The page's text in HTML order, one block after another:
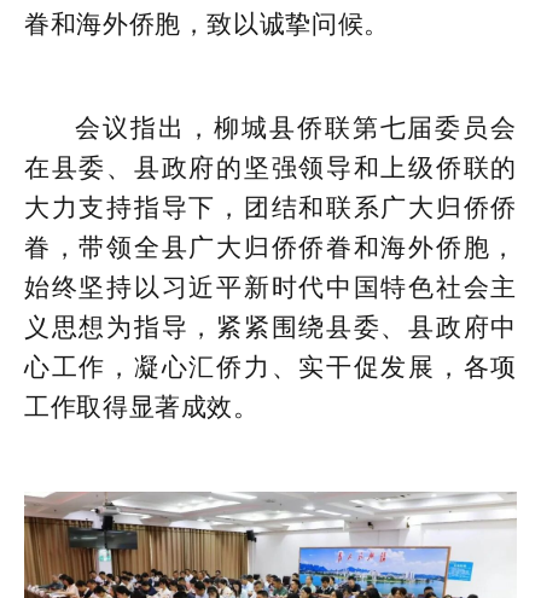
眷和海外侨胞，致以诚挚问候。
会议指出，柳城县侨联第七届委员会
在县委、县政府的坚强领导和上级侨联的
大力支持指导下，团结和联系广大归侨侨
眷，带领全县广大归侨侨眷和海外侨胞，
始终坚持以习近平新时代中国特色社会主
义思想为指导，紧紧围绕县委、县政府中
心工作，凝心汇侨力、实干促发展，各项
工作取得显著成效。